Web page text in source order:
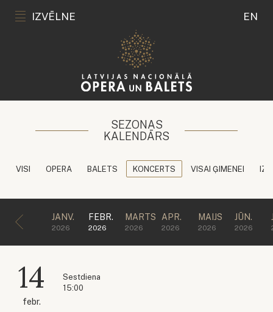
IZVĒLNE EN
SEZONAS
KALENDĀRS
VISI OPERA BALETS KONCERTS VISAI ĢIMENEI
JANV.
2026
FEBR.
2026
MARTS
2026
APR.
2026
MAIJS
2026
JŪN.
2026
14
febr.
Sestdiena
15:00